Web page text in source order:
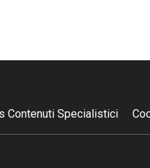
Contenuti Specialistici